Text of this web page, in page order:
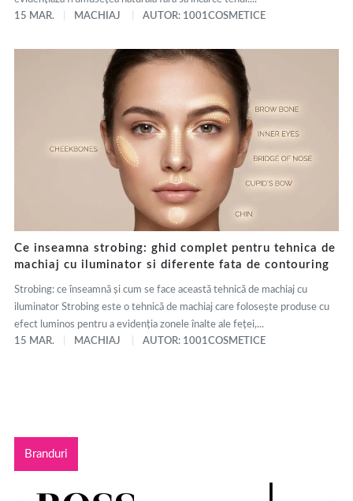
15 MAR.
MACHIAJ AUTOR: 1001COSMETICE
Ce inseamna strobing: ghid complet pentru tehnica de
machiaj cu iluminator si diferente fata de contouring
Strobing: ce înseamnă și cum se face această tehnică de machiaj cu
iluminator Strobing este o tehnică de machiaj care folosește produse cu
efect luminos pentru a evidenția zonele înalte ale feței,...
15 MAR.
MACHIAJ AUTOR: 1001COSMETICE
Branduri